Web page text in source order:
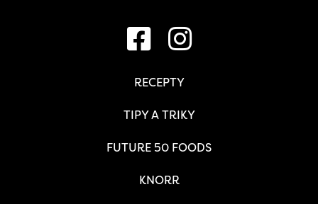
RECEPTY
TIPY A TRIKY
FUTURE 50 FOODS
KNORR